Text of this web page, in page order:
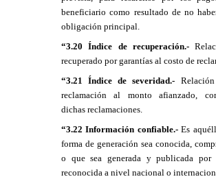
beneficiario como resultado de no
obligación principal.
“3.20 Índice de recuperación.-
recuperado por garantías al costo de
“3.21 Índice de severidad.-
reclamación al monto afianzado,
dichas reclamaciones.
“3.22 Información confiable.-Es
forma de generación sea conocida,
o que sea generada y publicada por
reconocida a nivel nacional o